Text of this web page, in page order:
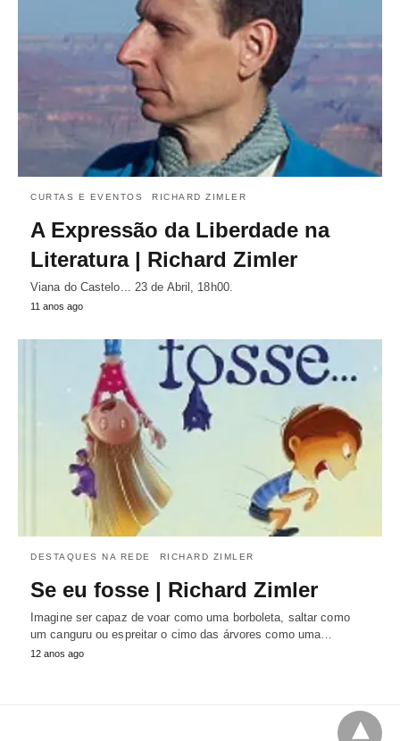
CURTAS E EVENTOS RICHARD ZIMLER
A Expressão da Liberdade na
Literatura | Richard Zimler
Viana do Castelo... 23 de Abril, 18h00.
11 anos ago
DESTAQUES NA REDE RICHARD ZIMLER
Se eu fosse | Richard Zimler
Imagine ser capaz de voar como uma borboleta, saltar como
um canguru ou espreitar o cimo das árvores como uma…
12 anos ago